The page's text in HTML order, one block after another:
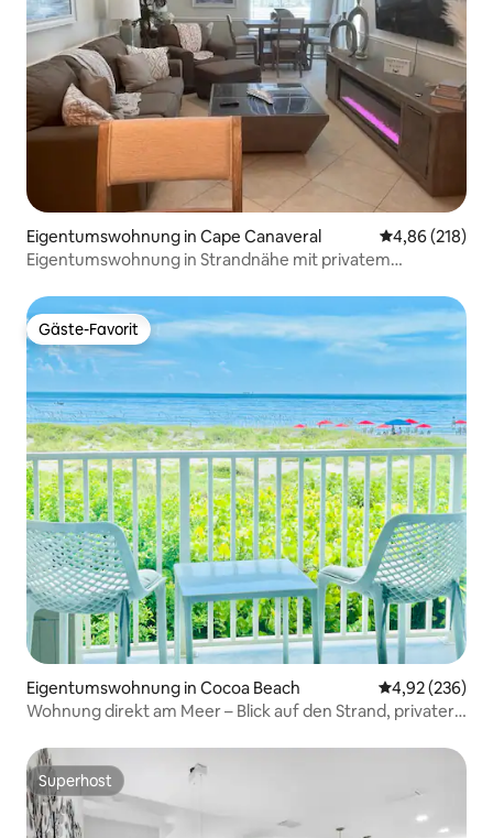
Eigentumswohnung in Cape Canaveral
4,86 (218)
Eigentumswohnung in Strandnähe mit privatem
Gäste-Favorit
Gäste-Favorit
Eigentumswohnung in Cocoa Beach
4,92 (236)
Wohnung direkt am Meer – Blick auf den Strand, privater
Superhost
Superhost